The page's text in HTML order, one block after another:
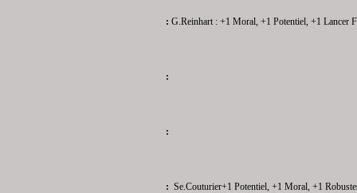
: G.Reinhart : +1 Moral, +1 Potentiel, +1 Lancer
:
:
: Se.Couturier+1 Potentiel, +1 Moral, +1